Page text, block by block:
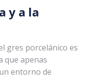
y a la
gres porcelánico es
que apenas
entorno de